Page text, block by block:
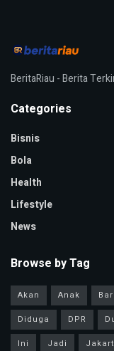
BeritaRiau - Berita
Categories
Bisnis
Bola
Health
Lifestyle
News
Browse by Tag
Akan Anak
Diduga
DPR
Ini
Jadi